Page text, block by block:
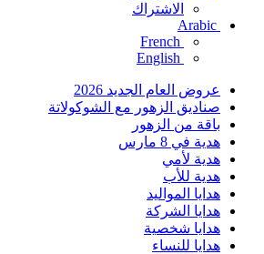
الاشتراك
Arabic
French
English
عروض العام الجديد 2026
صناديق الزهور مع الشوكولاتة
باقة من الزهور
هدية في 8 مارس
هدية لأمي
هدية للأب
هدايا المواليد
هدايا الشركة
هدايا شخصية
هدايا للنساء